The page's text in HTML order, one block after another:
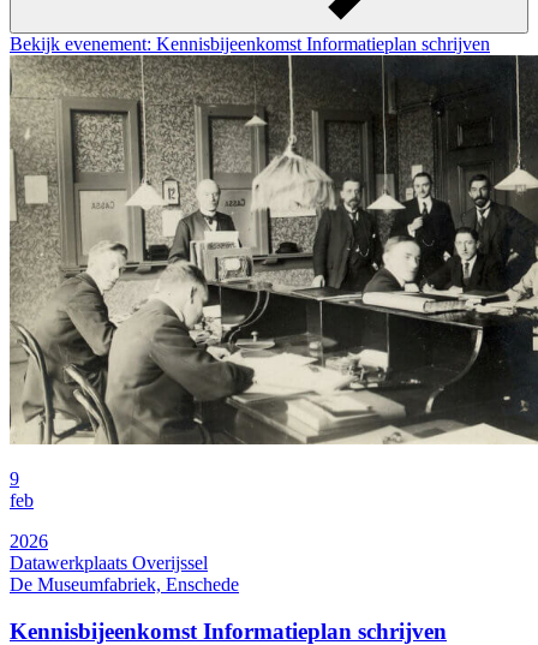
Bekijk evenement: Kennisbijeenkomst Informatieplan schrijven
9
feb
2026
Datawerkplaats Overijssel
De Museumfabriek, Enschede
Kennisbijeenkomst Informatieplan schrijven